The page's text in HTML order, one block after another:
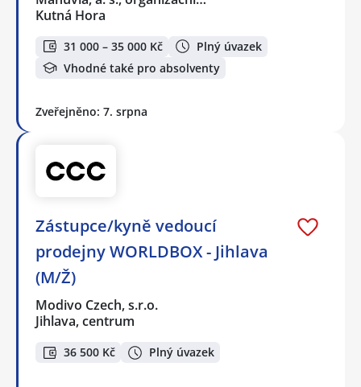
Kutná Hora
31 000 – 35 000 Kč
Plný úvazek
Vhodné také pro absolventy
Zveřejněno: 7. srpna
Zástupce/kyně vedoucí
prodejny WORLDBOX - Jihlava
(M/Ž)
Modivo Czech, s.r.o.
Jihlava, centrum
36 500 Kč Plný úvazek